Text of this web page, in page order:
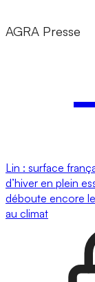
AGRA Presse
Lin : surface
d’hiver en plein
déboute encore
au climat